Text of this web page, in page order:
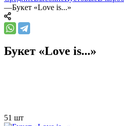
—Букет «Love is...»
Букет «Love is...»
51 шт